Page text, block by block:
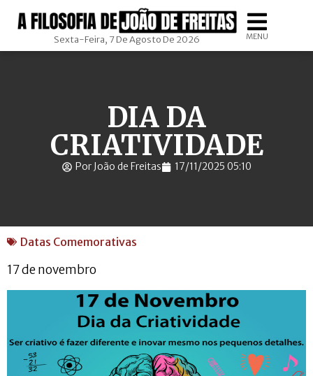
Sexta-Feira, 7 De Agosto De 2026 MENU
DIA DA
CRIATIVIDADE
Por João de Freitas 17/11/2025 05:10
Datas Comemorativas
17 de novembro